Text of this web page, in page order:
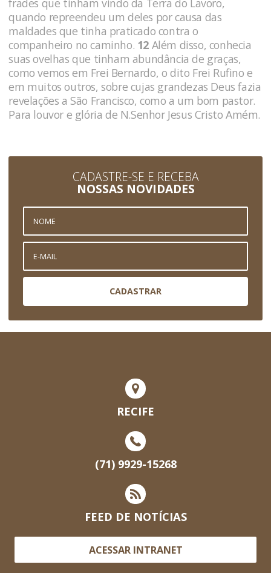
quando repreendeu um deles por causa das
maldades que tinha praticado contra o
companheiro no caminho. 12 Além disso, conhecia
suas ovelhas que tinham abundância de graças,
como vemos em Frei Bernardo, o dito Frei Rufino e
em muitos outros, sobre cujas grandezas Deus fazia
revelações a São Francisco, como a um bom pastor.
Para louvor e glória de N.Senhor Jesus Cristo Amém.
CADASTRE-SE E RECEBA
NOSSAS NOVIDADES
CADASTRAR
RECIFE
(71) 9929-15268
FEED DE NOTÍCIAS
ACESSAR INTRANET